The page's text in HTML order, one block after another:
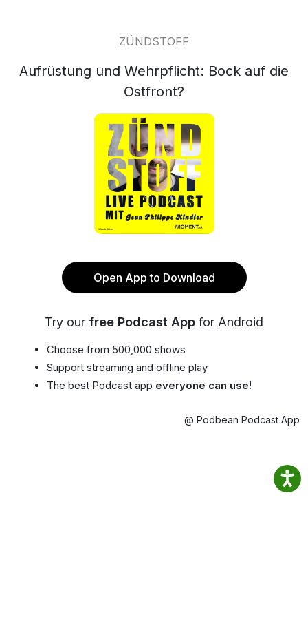
ZÜNDSTOFF
Aufrüstung und Wehrpflicht: Bock auf die
Ostfront?
Open App to Download
Try our free Podcast App for Android
Choose from 500,000 shows
Support streaming and offline play
The best Podcast app everyone can use!
@ Podbean Podcast App